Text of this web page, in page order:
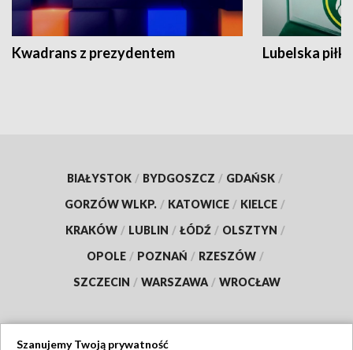
Kwadrans z prezydentem Lubelska piłka
BIAŁYSTOK / BYDGOSZCZ / GDAŃSK /
GORZÓW WLKP. / KATOWICE / KIELCE /
KRAKÓW / LUBLIN / ŁÓDŹ / OLSZTYN /
OPOLE / POZNAŃ / RZESZÓW /
SZCZECIN / WARSZAWA / WROCŁAW
Szanujemy Twoją prywatność